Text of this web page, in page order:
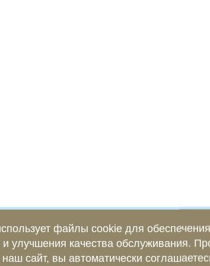
файлы cookie для обеспечения
и улучшения качества обслуживания.
наш сайт, вы автоматически